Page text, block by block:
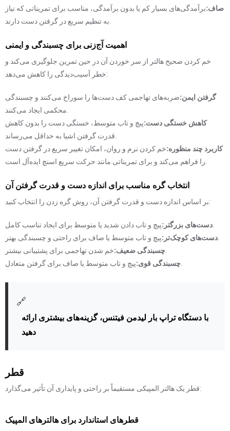
صاف:برآمدگی‌های بسیار کم یا بدون برآمدگی، مناسب برای تمریناتی که نیاز
اهمیت آج‌زنی برای چسبندگی و ایمنی
خم کردن صحیح هالتر از سر خوردن آن در حین تمرین جلوگیری می‌کند و
خطر آسیب‌دیدگی را کاهش می‌دهد:
گرفتن ایمن:ضربه‌های تهاجمی کف دست‌ها را سوراخ می‌کنند و چسبندگی
کاهش خستگی دست:پیچ و تاب متوسط، خستگی دست را بدون کاهش
کاربرد چند منظوره:خم کردن نرم و روان، امکان تغییر سریع در گرفتن دست
انتخاب گره مناسب برای اندازه دست و قدرت گرفتن آن
بر اساس اندازه دست و قدرت گرفتن آن، روش گره زدن را انتخاب کنید:
دست‌های بزرگتر:
دست‌های کوچک‌تر:
چسبندگی ضعیف:
چسبندگی قوی:
🔗
با دستگاه تراپ بار لیدمن فیتنس، گزینه‌های بیشتری ارائه
دهید
قطر
قطر یک هالتر المپیکی مستقیماً بر راحتی و پایداری آن تأثیر می‌گذارد:
قطرهای استاندارد برای هالترهای المپیک